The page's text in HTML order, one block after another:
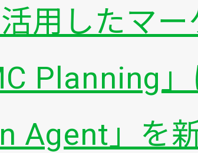
用したマー
Planning」
Agent」を